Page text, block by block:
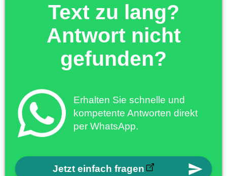
Text zu lang?
Antwort nicht
gefunden?
Erhalten Sie schnelle und
kompetente Antworten direkt
per WhatsApp.
Jetzt einfach fragen